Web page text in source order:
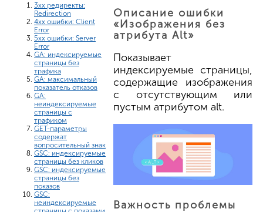
3xx редиректы:
Redirection
4xx ошибки: Client
Error
5xx ошибки: Server
Error
GA: индексируемые
страницы без
трафика
GA: максимальный
показатель отказов
GA:
неиндексируемые
страницы с
трафиком
GET-параметры
содержат
вопросительный знак
GSC: индексируемые
страницы без кликов
GSC: индексируемые
страницы без
показов
GSC:
неиндексируемые
Описание ошибки
«Изображения без
атрибута Alt»
Показывает
индексируемые страницы,
содержащие изображения
с отсутствующим или
пустым атрибутом alt.
Важность проблемы